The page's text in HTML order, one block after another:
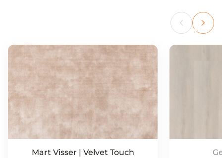
Mart Visser | Velvet Touch